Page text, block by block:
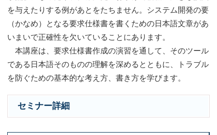
を与えたりする例があとをたちません。システム開発の要
（かなめ）となる要求仕様書を書くための日本語文章があ
いまいで正確性を欠いていることにあります。
本講座は、要求仕様書作成の演習を通して、そのツール
である日本語そのものの理解を深めるとともに、トラブル
を防ぐための基本的な考え方、書き方を学びます。
セミナー詳細